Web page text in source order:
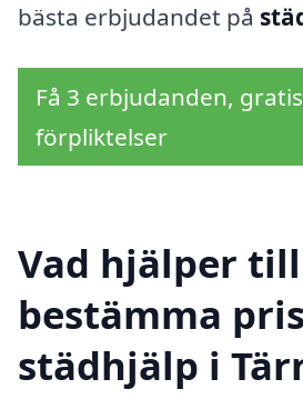
bästa erbjudandet på
Få 3 erbjudanden,
förpliktelser
Vad hjälper
bestämma
städhjälp i